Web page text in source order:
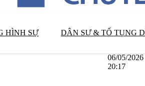
HÌNH SỰ DÂN SỰ & TỐ TỤNG
06/05/2026
20:17